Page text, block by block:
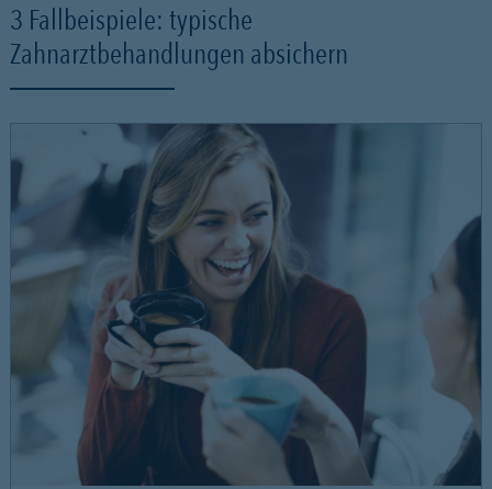
3 Fallbeispiele: typische
Zahnarztbehandlungen absichern